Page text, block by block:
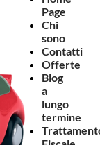
Page
Chi
sono
Contatti
Offerte
Blog
a
lungo
termine